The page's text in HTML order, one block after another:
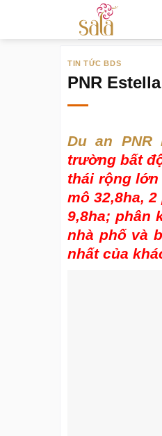
TIN TỨC BDS
PNR
Du an PNR
trường bất
thái rộng
mô 32,8ha,
9,8ha; phân
nhà phố và
nhất của